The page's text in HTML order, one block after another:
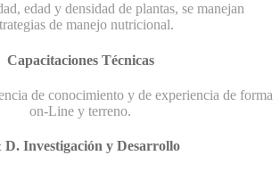
edad y densidad de plantas, se manejan
de manejo nutricional.
Capacitaciones Técnicas
de conocimiento y de experiencia de forma
on-Line y terreno.
Investigación y Desarrollo